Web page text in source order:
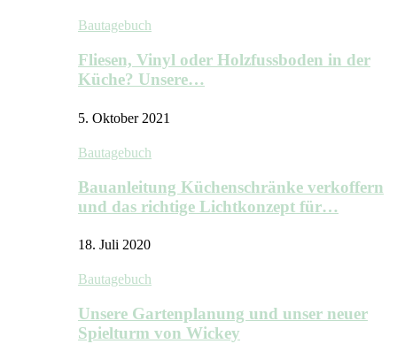
Bautagebuch
Fliesen, Vinyl oder Holzfussboden in der
Küche? Unsere…
5. Oktober 2021
Bautagebuch
Bauanleitung Küchenschränke verkoffern
und das richtige Lichtkonzept für…
18. Juli 2020
Bautagebuch
Unsere Gartenplanung und unser neuer
Spielturm von Wickey